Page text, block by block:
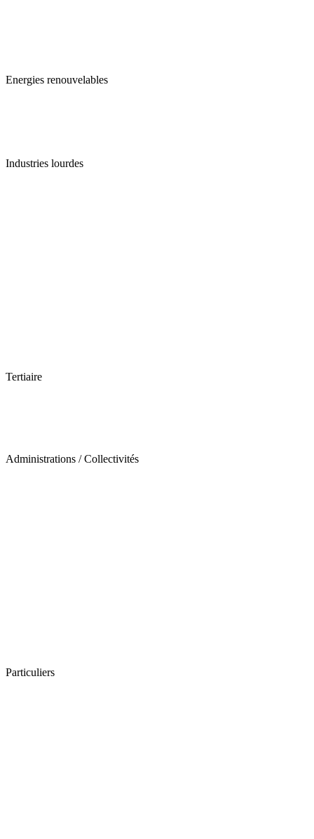
Energies renouvelables
Industries lourdes
Tertiaire
Administrations / Collectivités
Particuliers